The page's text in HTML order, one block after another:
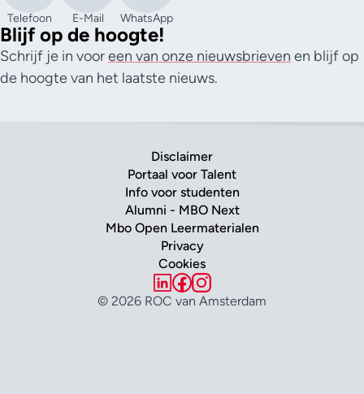
Telefoon E-Mail WhatsApp
Blijf op de hoogte!
Schrijf je in vooreen van onze nieuwsbrieven en blijf op
de hoogte van het laatste nieuws.
Disclaimer
Portaal voor Talent
Info voor studenten
Alumni - MBO Next
Mbo Open Leermaterialen
Privacy
Cookies
© 2026 ROC van Amsterdam